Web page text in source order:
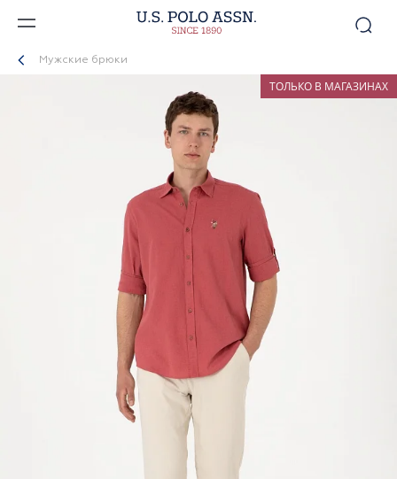
Мужские брюки
ТОЛЬКО В МАГАЗИНАХ